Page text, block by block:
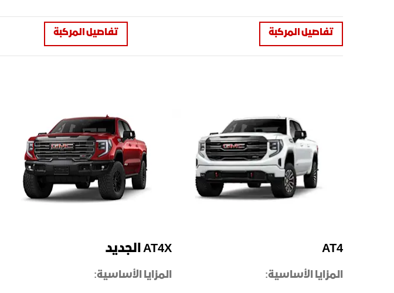
تفاصيل المركبة تفاصيل المركبة
AT4 AT4X الجديد
المزايا الأساسية: المزايا الأساسية: